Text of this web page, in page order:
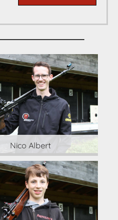
Nico Albert